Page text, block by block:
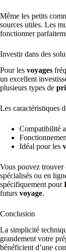
Même les petits
sources utiles. Les
fonctionner
Investir dans des
Pour les voyages
un excellent
plusieurs types de
Les caractéristiques
Compatibilité
Idéal pour les
Vous pouvez trouver
spécialisés ou en
spécifiquement pour
futurs voyage.
Conclusion
La simplicité
grandement votre
bénéficient d’une